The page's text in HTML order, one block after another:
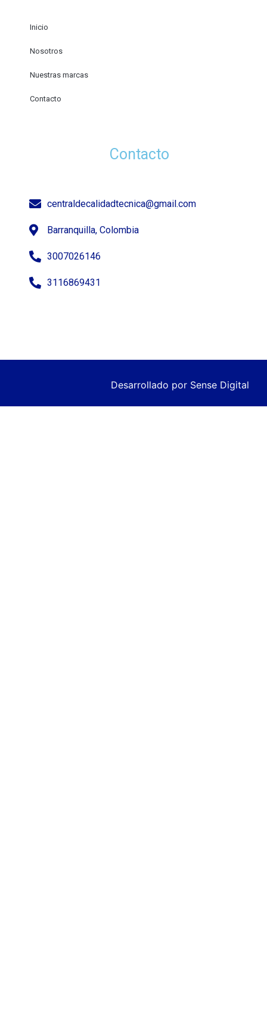
Inicio
Nosotros
Nuestras marcas
Contacto
Contacto
centraldecalidadtecnica@gmail.com
Barranquilla, Colombia
3007026146
3116869431
Desarrollado por Sense Digital